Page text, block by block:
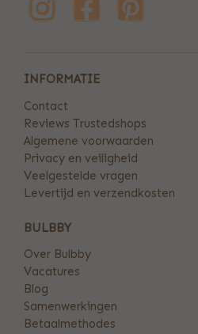
INFORMATIE
Contact
Reviews Trustedshops
Algemene voorwaarden
Privacy en veiligheid
Veelgestelde vragen
Levertijd en verzendkosten
BULBBY
Over Bulbby
Vacatures
Blog
Samenwerkingen
Betaalmethodes